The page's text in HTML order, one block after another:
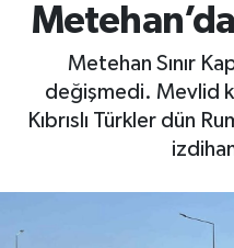
Metehan Sınır
değişmedi. Mevlid
Kıbrıslı Türkler dün
Son Dakika Haberleri
Haber Arşivi